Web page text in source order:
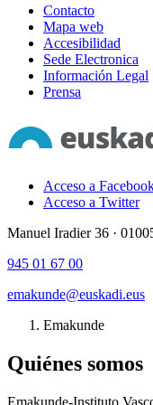
Contacto
Mapa web
Accesibilidad
Sede Electronica
Información Legal
Prensa
Acceso a
Acceso a Twitter
Manuel Iradier 36 ·
945 01 67 00
emakunde@euskadi.eus
Emakunde
Quiénes somos
Emakunde-Instituto